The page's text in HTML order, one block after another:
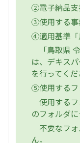
②電子納品支
③使用する事
④適用基準「
「鳥取県
は、デキス
を行ってくだ
⑤使用するフ
使用するフ
のフォルダ
不要なフォ
ん。